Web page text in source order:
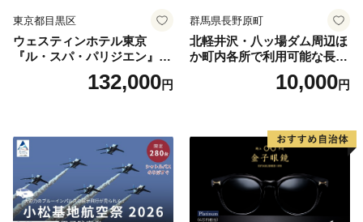
東京都目黒区
ウェスティンホテル東京
『ル・スパ・パリジエン』選
べるボディセラピー90分/1名
132,000円
群馬県長野原町
北軽井沢・八ッ場ダム周辺ほ
か町内各所で利用可能な長野
原町ふるさと感謝券（3,000
円分）【トラベル 観光 旅行
10,000円